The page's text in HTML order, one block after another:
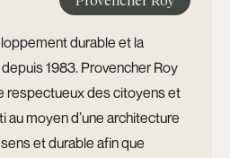
durable et la
1983. Provencher Roy
respectueux des citoyens et
au moyen d’une architecture
et durable afin que